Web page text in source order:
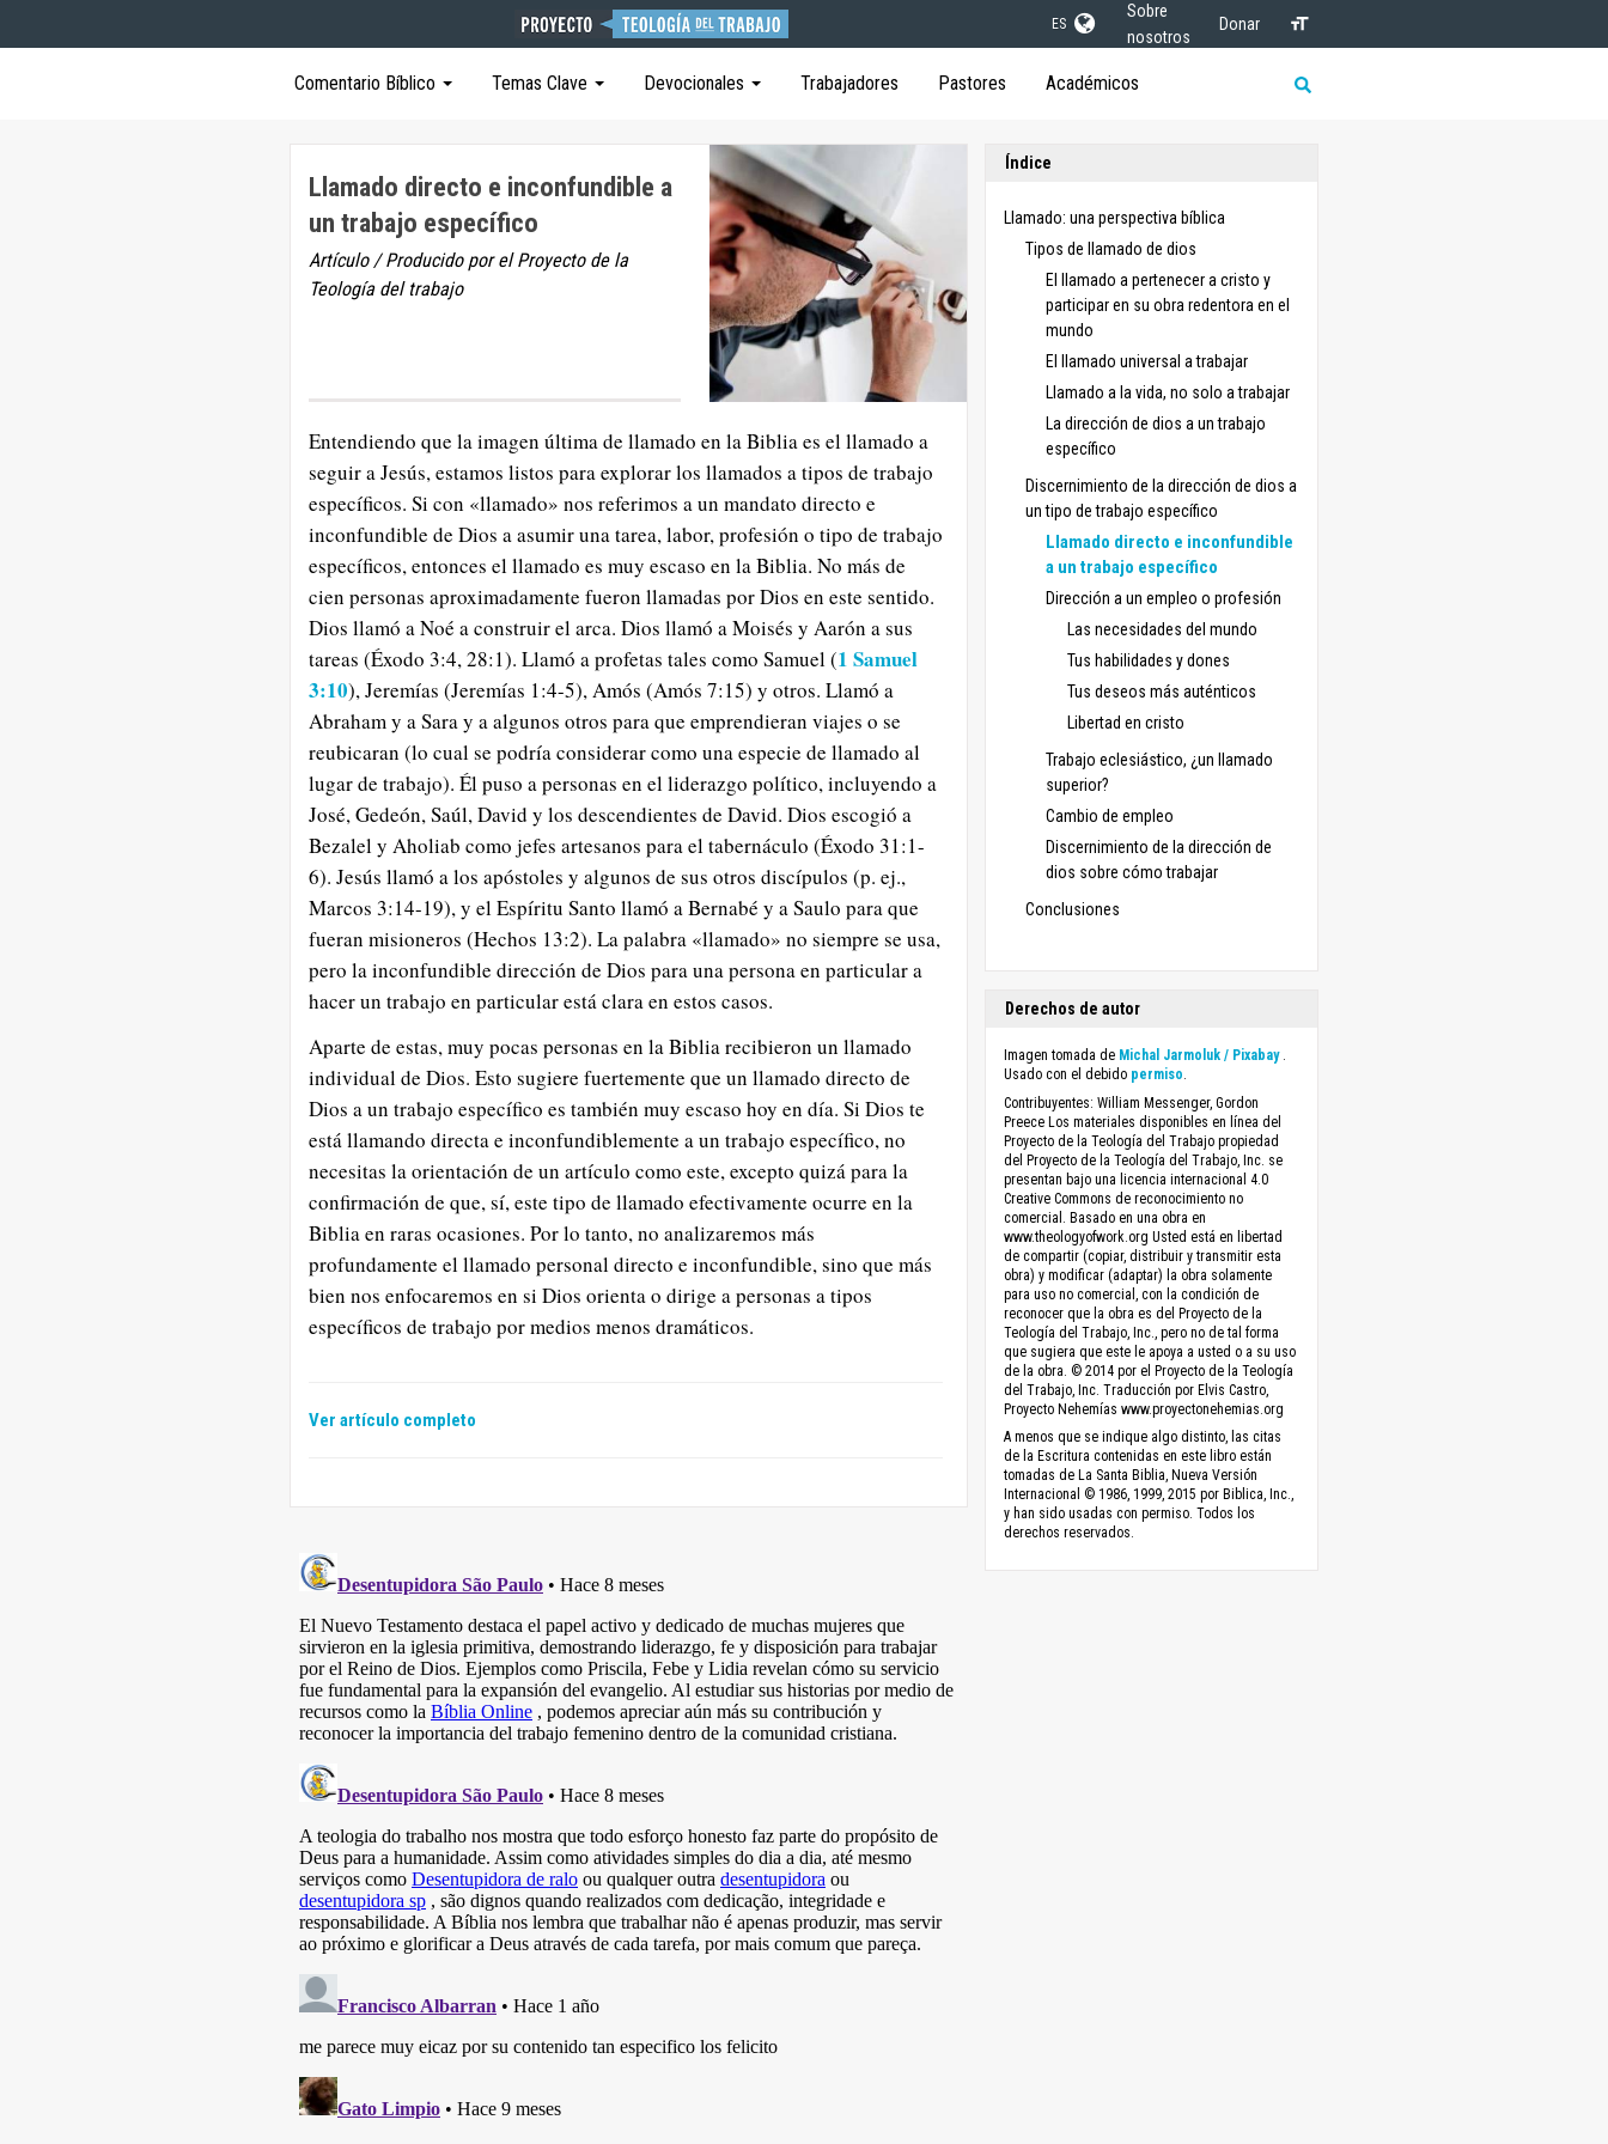
ES
Sobre
nosotros
Donar
Comentario Bíblico Temas Clave Devocionales Trabajadores Pastores Académicos
Llamado directo e inconfundible a
un trabajo específico
Artículo / Producido por el Proyecto de la
Teología del trabajo
Entendiendo que la imagen última de llamado en la Biblia es el llamado a
seguir a Jesús, estamos listos para explorar los llamados a tipos de trabajo
específicos. Si con «llamado» nos referimos a un mandato directo e
inconfundible de Dios a asumir una tarea, labor, profesión o tipo de trabajo
específicos, entonces el llamado es muy escaso en la Biblia. No más de
cien personas aproximadamente fueron llamadas por Dios en este sentido.
Dios llamó a Noé a construir el arca. Dios llamó a Moisés y Aarón a sus
tareas (Éxodo 3:4, 28:1). Llamó a profetas tales como Samuel (1 Samuel
3:10), Jeremías (Jeremías 1:4-5), Amós (Amós 7:15) y otros. Llamó a
Abraham y a Sara y a algunos otros para que emprendieran viajes o se
reubicaran (lo cual se podría considerar como una especie de llamado al
lugar de trabajo). Él puso a personas en el liderazgo político, incluyendo a
José, Gedeón, Saúl, David y los descendientes de David. Dios escogió a
Bezalel y Aholiab como jefes artesanos para el tabernáculo (Éxodo 31:1-
6). Jesús llamó a los apóstoles y algunos de sus otros discípulos (p. ej.,
Marcos 3:14-19), y el Espíritu Santo llamó a Bernabé y a Saulo para que
fueran misioneros (Hechos 13:2). La palabra «llamado» no siempre se usa,
pero la inconfundible dirección de Dios para una persona en particular a
hacer un trabajo en particular está clara en estos casos.
Aparte de estas, muy pocas personas en la Biblia recibieron un llamado
individual de Dios. Esto sugiere fuertemente que un llamado directo de
Dios a un trabajo específico es también muy escaso hoy en día. Si Dios te
está llamando directa e inconfundiblemente a un trabajo específico, no
necesitas la orientación de un artículo como este, excepto quizá para la
confirmación de que, sí, este tipo de llamado efectivamente ocurre en la
Biblia en raras ocasiones. Por lo tanto, no analizaremos más
profundamente el llamado personal directo e inconfundible, sino que más
bien nos enfocaremos en si Dios orienta o dirige a personas a tipos
específicos de trabajo por medios menos dramáticos.
Ver artículo completo
Índice
Llamado: una perspectiva bíblica
Tipos de llamado de dios
El llamado a pertenecer a cristo y
participar en su obra redentora en el
mundo
El llamado universal a trabajar
Llamado a la vida, no solo a trabajar
La dirección de dios a un trabajo
específico
Discernimiento de la dirección de dios a
un tipo de trabajo específico
Llamado directo e inconfundible
a un trabajo específico
Dirección a un empleo o profesión
Las necesidades del mundo
Tus habilidades y dones
Tus deseos más auténticos
Libertad en cristo
Trabajo eclesiástico, ¿un llamado
superior?
Cambio de empleo
Discernimiento de la dirección de
dios sobre cómo trabajar
Conclusiones
Derechos de autor
Imagen tomada de Michal Jarmoluk / Pixabay .
Usado con el debido permiso.
Contribuyentes: William Messenger, Gordon
Preece Los materiales disponibles en línea del
Proyecto de la Teología del Trabajo propiedad
del Proyecto de la Teología del Trabajo, Inc. se
presentan bajo una licencia internacional 4.0
Creative Commons de reconocimiento no
comercial. Basado en una obra en
www.theologyofwork.org Usted está en libertad
de compartir (copiar, distribuir y transmitir esta
obra) y modificar (adaptar) la obra solamente
para uso no comercial, con la condición de
reconocer que la obra es del Proyecto de la
Teología del Trabajo, Inc., pero no de tal forma
que sugiera que este le apoya a usted o a su uso
de la obra. © 2014 por el Proyecto de la Teología
del Trabajo, Inc. Traducción por Elvis Castro,
Proyecto Nehemías www.proyectonehemias.org
A menos que se indique algo distinto, las citas
de la Escritura contenidas en este libro están
tomadas de La Santa Biblia, Nueva Versión
Internacional © 1986, 1999, 2015 por Biblica, Inc.,
y han sido usadas con permiso. Todos los
derechos reservados.